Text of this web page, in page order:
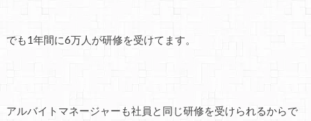
でも1年間に6万人が研修を受けてます。
アルバイトマネージャーも社員と同じ研修を受けられるからで